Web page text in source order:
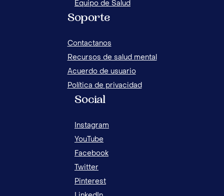
Equipo de Salud
Soporte
Contactanos
Recursos de salud mental
Acuerdo de usuario
Política de privacidad
Social
Instagram
YouTube
Facebook
Twitter
Pinterest